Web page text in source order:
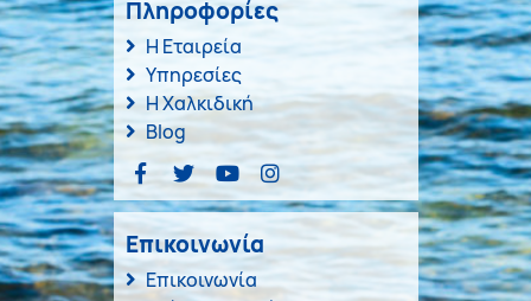
Πληροφορίες
Η Εταιρεία
Υπηρεσίες
Η Χαλκιδική
Blog
Επικοινωνία
Επικοινωνία